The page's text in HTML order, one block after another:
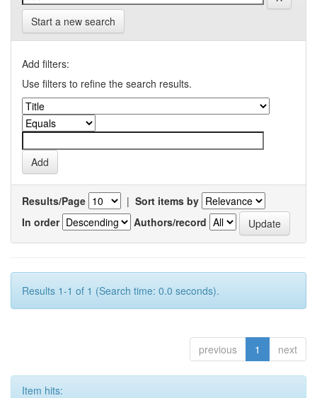
Start a new search
Add filters:
Use filters to refine the search results.
Results/Page | Sort items by
In order
Authors/record
Results 1-1 of 1 (Search time: 0.0 seconds).
previous 1 next
Item hits: